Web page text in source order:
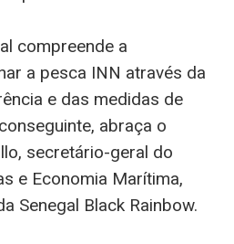
compreende a
a pesca INN através da
e das medidas de
abraça o
secretário-geral do
e Economia Marítima,
Senegal Black Rainbow.